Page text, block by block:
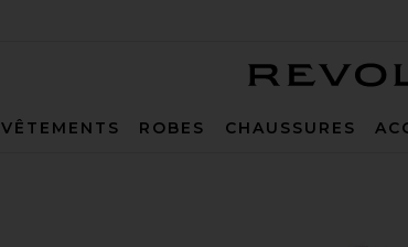
VÊTEMENTS ROBES CHAUSSURES